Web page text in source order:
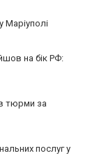
Маріуполі
на бік РФ:
тюрми за
послуг у